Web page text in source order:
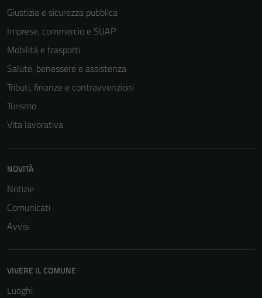
Giustizia e sicurezza pubblica
Imprese, commercio e SUAP
Mobilità e trasporti
Salute, benessere e assistenza
Tributi, finanze e contravvenzioni
Turismo
Vita lavorativa
NOVITÀ
Notizie
Comunicati
Avvisi
VIVERE IL COMUNE
Luoghi